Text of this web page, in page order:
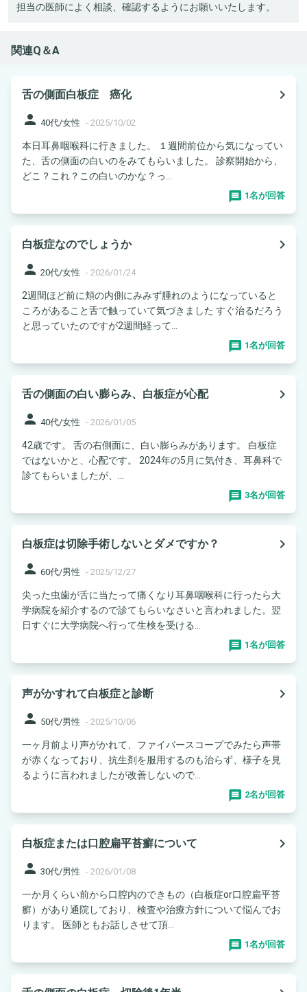
担当の医師によく相談、確認するようにお願いいたします。
関連Q＆A
舌の側面白板症 癌化
navigate_next
person 40代/女性 - 2025/10/02
本日耳鼻咽喉科に行きました。 １週間前位から気になってい
た、舌の側面の白いのをみてもらいました。 診察開始から、
どこ？これ？この白いのかな？っ...
1名が回答
白板症なのでしょうか
navigate_next
person 20代/女性 - 2026/01/24
2週間ほど前に頬の内側にみみず腫れのようになっていると
ころがあること舌で触っていて気づきました すぐ治るだろう
と思っていたのですが2週間経って...
1名が回答
舌の側面の白い膨らみ、白板症が心配
navigate_next
person 40代/女性 - 2026/01/05
42歳です。 舌の右側面に、白い膨らみがあります。 白板症
ではないかと、心配です。 2024年の5月に気付き、耳鼻科で
診てもらいましたが、...
3名が回答
白板症は切除手術しないとダメですか？
navigate_next
person 60代/男性 - 2025/12/27
尖った虫歯が舌に当たって痛くなり耳鼻咽喉科に行ったら大
学病院を紹介するので診てもらいなさいと言われました。翌
日すぐに大学病院へ行って生検を受ける...
1名が回答
声がかすれて白板症と診断
navigate_next
person 50代/男性 - 2025/10/06
一ヶ月前より声がかれて、ファイバースコープでみたら声帯
が赤くなっており、抗生剤を服用するのも治らず、様子を見
るように言われましたが改善しないので...
2名が回答
白板症または口腔扁平苔癬について
navigate_next
person 30代/男性 - 2026/01/08
一か月くらい前から口腔内のできもの（白板症or口腔扁平苔
癬）があり通院しており、検査や治療方針について悩んでお
ります。 医師ともお話しさせて頂...
1名が回答